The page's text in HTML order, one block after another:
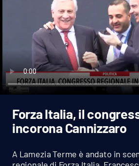
Politica
Attualità
Economia e lavoro
Italia Mondo
Sport
Forza Italia, il
incorona Cannizzaro
A Lamezia Terme è andato in